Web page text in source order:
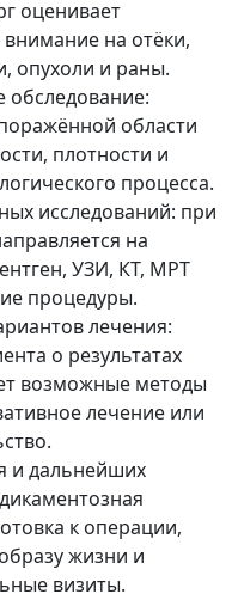
оценивает
на отёки,
опухоли и раны.
обследование:
области
плотности и
процесса.
исследований: при
на
УЗИ, КТ, МРТ
процедуры.
лечения:
о результатах
возможные методы
лечение или
и дальнейших
к операции,
жизни и
визиты.